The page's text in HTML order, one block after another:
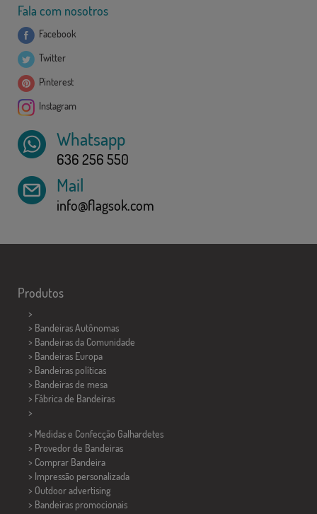
Fala com nosotros
Facebook
Twitter
Pinterest
Instagram
Whatsapp
636 256 550
Mail
info@flagsok.com
Produtos
>
> Bandeiras Autônomas
> Bandeiras da Comunidade
> Bandeiras Europa
> Bandeiras políticas
> Bandeiras de mesa
> Fábrica de Bandeiras
>
> Medidas e Confecção Galhardetes
> Provedor de Bandeiras
> Comprar Bandeira
> Impressão personalizada
> Outdoor advertising
> Bandeiras promocionais